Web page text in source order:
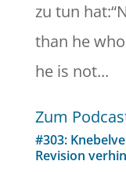
zu tun
than he
he is not...
Zum
#303:
Revision